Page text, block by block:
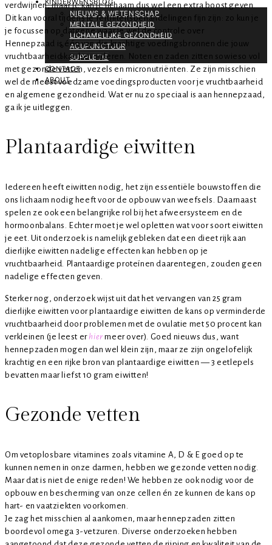
KINDERWENSBLOG
NIEUWS & WETENSCHAP
MENTALE GEZONDHEID
LICHAMELIJKE GEZONDHEID
ACUPUNCTUUR
SUPPLETIE
CONTACT
ABOUT
verdwijnen, maar je kan je lichaam dus wel een extra boost geven.
Dit kan vooral tijdens je fertiliteitsbehandelingen fijn zijn: zo kun je
je focussen op datgene waar je wel de controle over
Hennepzaad is één van die krachtige voedingsbronnen die jouw
vruchtbaarheid kan bevorderen. Noten en zaden zitten sowieso vol
met gezonde vetten, vezels en micronutriënten. Ze zijn misschien
wel de meest voedzame voedingsproducten voor je vruchtbaarheid
en algemene gezondheid. Wat er nu zo speciaal is aan hennepzaad,
ga ik je uitleggen.
Plantaardige eiwitten
Iedereen heeft eiwitten nodig, het zijn essentiële bouwstoffen die
ons lichaam nodig heeft voor de opbouw van weefsels. Daarnaast
spelen ze ook een belangrijke rol bij het afweersysteem en de
hormoonbalans. Echter moet je wel opletten wat voor soort eiwitten
je eet. Uit onderzoek is namelijk gebleken dat een dieet rijk aan
dierlijke eiwitten nadelige effecten kan hebben op je
vruchtbaarheid. Plantaardige proteïnen daarentegen, zouden geen
nadelige effecten geven.
Sterker nog, onderzoek wijst uit dat het vervangen van 25 gram
dierlijke eiwitten voor plantaardige eiwitten de kans op verminderde
vruchtbaarheid door problemen met de ovulatie met 50 procent kan
verkleinen (je leest er hier meer over). Goed nieuws dus, want
hennepzaden mogen dan wel klein zijn, maar ze zijn ongelofelijk
krachtig en een rijke bron van plantaardige eiwitten — 3 eetlepels
bevatten maar liefst 10 gram eiwitten!
Gezonde vetten
Om vetoplosbare vitamines zoals vitamine A, D & E goed op te
kunnen nemen in onze darmen, hebben we gezonde vetten nodig.
Maar dat is niet de enige reden! We hebben ze ook nodig voor de
opbouw en bescherming van onze cellen én ze kunnen de kans op
hart- en vaatziekten voorkomen.
Je zag het misschien al aankomen, maar hennepzaden zitten
boordevol omega 3-vetzuren. Diverse onderzoeken hebben